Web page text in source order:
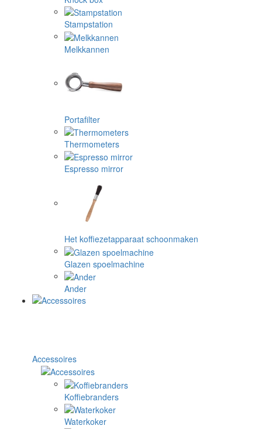
Stampstation
Melkkannen
Portafilter
Thermometers
Espresso mirror
Het koffiezetapparaat schoonmaken
Glazen spoelmachine
Ander
Accessoires
Koffiebranders
Waterkoker